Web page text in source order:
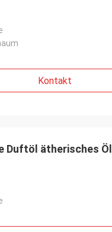
Kontakt
Duftöl ätherisches